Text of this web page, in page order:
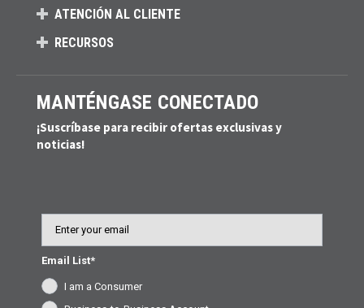
ATENCIÓN AL CLIENTE
RECURSOS
MANTÉNGASE CONECTADO
¡Suscríbase para recibir ofertas exclusivas y
noticias!
Email List*
I am a Consumer